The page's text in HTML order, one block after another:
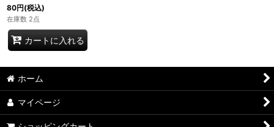
80円(税込)
在庫数 2点
カートに入れる
ホーム
マイページ